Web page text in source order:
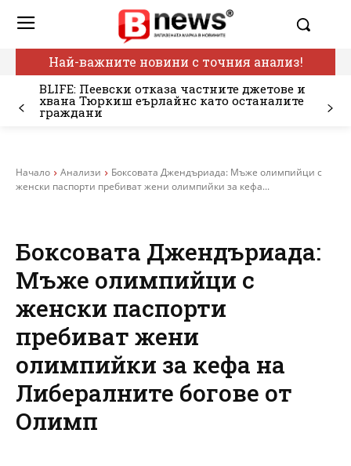
Най-важните новини с точния анализ!
BLIFE: Пеевски отказа частните джетове и
хвана Тюркиш еърлайнс като останалите
граждани
Начало Анализи
Боксовата Джендъриада: Мъже олимпийци с
женски паспорти пребиват жени олимпийки за кефа...
Боксовата Джендъриада:
Мъже олимпийци с
женски паспорти
пребиват жени
олимпийки за кефа на
Либералните богове от
Олимп